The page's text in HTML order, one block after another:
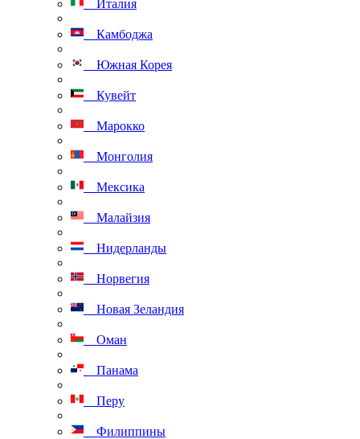
Италия
Камбоджа
Южная Корея
Кувейт
Марокко
Монголия
Мексика
Малайзия
Нидерланды
Норвегия
Новая Зеландия
Оман
Панама
Перу
Филиппины